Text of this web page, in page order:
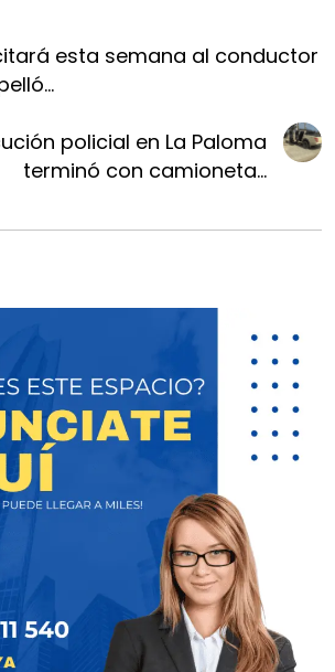
esta semana al conductor
policial en La Paloma
terminó con camioneta...